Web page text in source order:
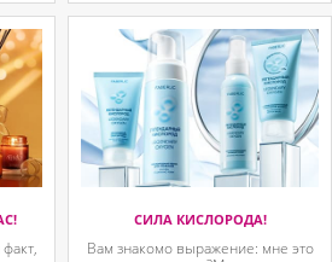
СИЛА КИСЛОРОДА!
Вам знакомо выражение: мне это